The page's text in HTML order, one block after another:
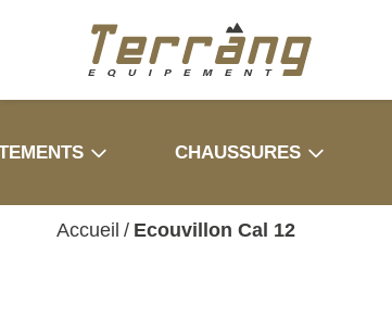
CHAUSSURES
Accueil / Ecouvillon Cal 12